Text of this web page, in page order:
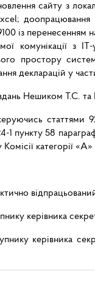
сайту з
доопрацювання
із перенесенням
комунікації з
простору
декларацій у
Нешиком Т.С.
статтями
пункту 58
категорії
керівника
керівника